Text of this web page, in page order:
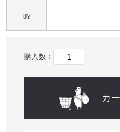
8Y
購入数：